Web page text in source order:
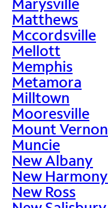
Matthews
Mccordsville
Mellott
Memphis
Metamora
Milltown
Mooresville
Mount Vernon
Muncie
New Albany
New Harmony
New Ross